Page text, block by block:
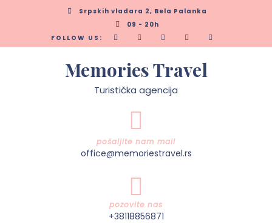
Srpskih vladara 2, Bela Palanka
09 - 20h
FOLLOW US:
Memories Travel
Turistička agencija
pošaljite nam mail
office@memoriestravel.rs
pozovite nas
+38118856871